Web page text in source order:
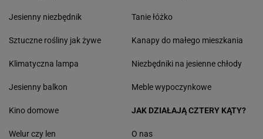
Jesienny niezbędnik
Sztuczne rośliny jak żywe
Klimatyczna lampa
Jesienny balkon
Tanie łóżko
Kanapy do małego mieszkania
Niezbędniki na jesienne chłody
Meble wypoczynkowe
Kino domowe
Welur czy len
JAK DZIAŁAJĄ CZTERY KĄTY?
O nas